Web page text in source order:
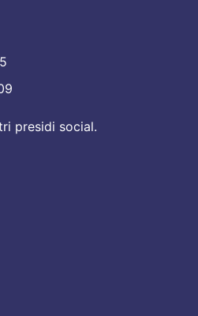
presidi social.